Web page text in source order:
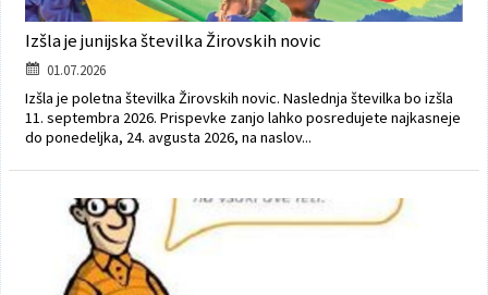
Izšla je junijska številka Žirovskih novic
01.07.2026
Izšla je poletna številka Žirovskih novic. Naslednja številka bo izšla
11. septembra 2026. Prispevke zanjo lahko posredujete najkasneje
do ponedeljka, 24. avgusta 2026, na naslov...